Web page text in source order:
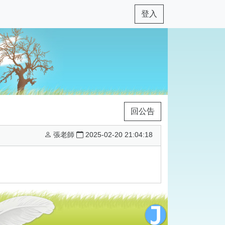
登入
回公告
張老師 2025-02-20 21:04:18